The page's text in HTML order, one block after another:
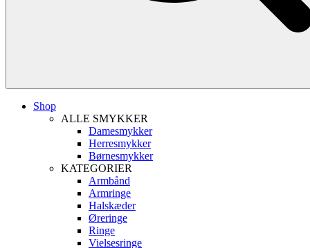
Shop
ALLE SMYKKER
Damesmykker
Herresmykker
Børnesmykker
KATEGORIER
Armbånd
Armringe
Halskæder
Øreringe
Ringe
Vielsesringe